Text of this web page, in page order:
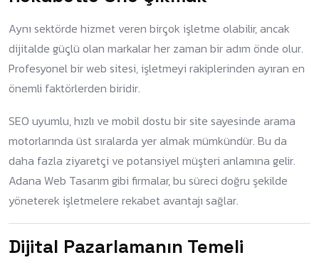
Aynı sektörde hizmet veren birçok işletme olabilir, ancak
dijitalde güçlü olan markalar her zaman bir adım önde olur.
Profesyonel bir web sitesi, işletmeyi rakiplerinden ayıran en
önemli faktörlerden biridir.
SEO uyumlu, hızlı ve mobil dostu bir site sayesinde arama
motorlarında üst sıralarda yer almak mümkündür. Bu da
daha fazla ziyaretçi ve potansiyel müşteri anlamına gelir.
Adana Web Tasarım gibi firmalar, bu süreci doğru şekilde
yöneterek işletmelere rekabet avantajı sağlar.
Dijital Pazarlamanın Temeli